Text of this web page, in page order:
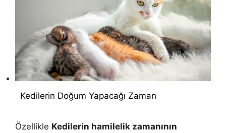
Kedilerin Doğum Yapacağı Zaman
Özellikle Kedilerin hamilelik zamanının